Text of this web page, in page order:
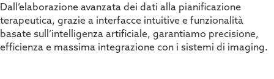
Dall’elaborazione avanzata dei dati alla pianificazione
terapeutica, grazie a interfacce intuitive e funzionalità
basate sull’intelligenza artificiale, garantiamo precisione,
efficienza e massima integrazione con i sistemi di imaging.